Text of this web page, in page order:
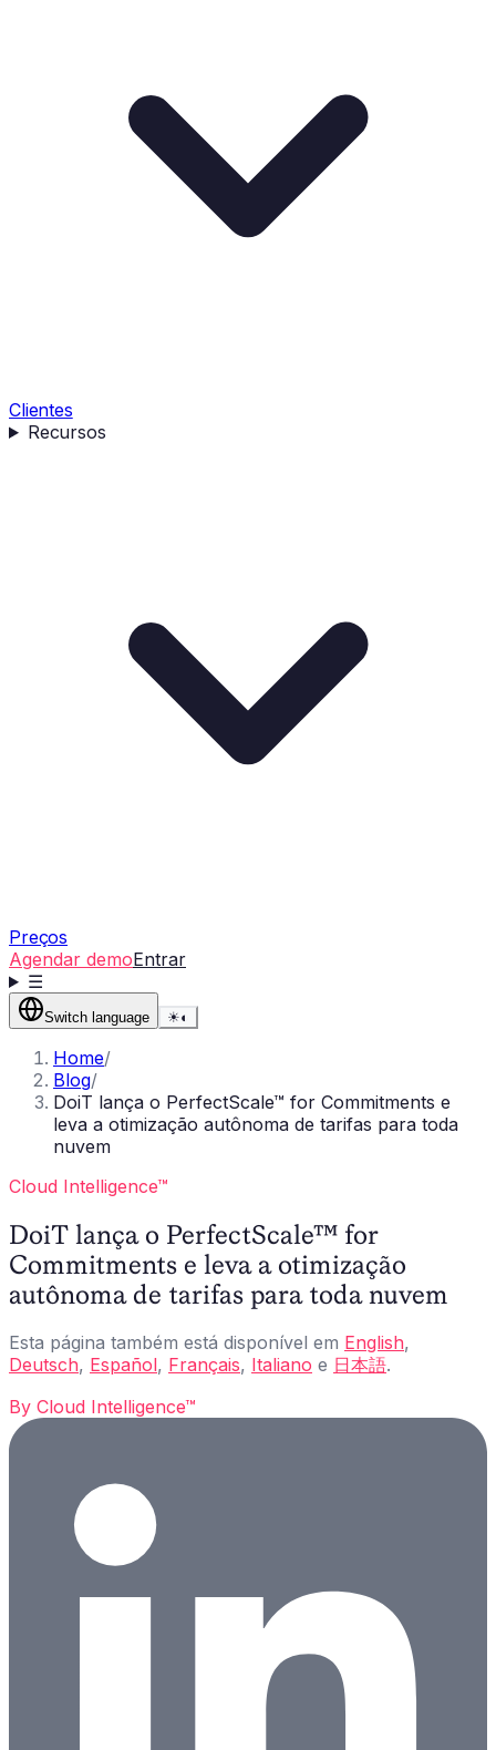
Clientes
Recursos
Preços
Agendar demoEntrar
☰
Switch language ☀◐
Home/
Blog/
DoiT lança o PerfectScale™ for Commitments e
leva a otimização autônoma de tarifas para toda
nuvem
Cloud Intelligence™
DoiT lança o PerfectScale™ for
Commitments e leva a otimização
autônoma de tarifas para toda nuvem
Esta página também está disponível em English,
Deutsch, Español, Français, Italiano e 日本語.
By Cloud Intelligence™